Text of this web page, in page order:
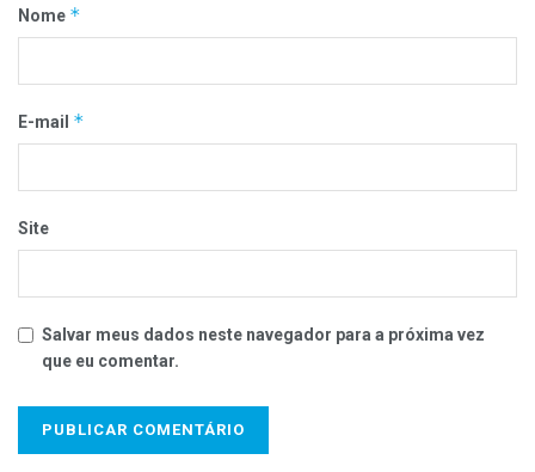
Nome *
E-mail *
Site
Salvar meus dados neste navegador para a próxima vez
que eu comentar.